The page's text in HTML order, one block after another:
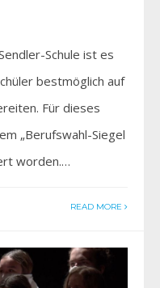
Schule ist es
bestmöglich auf
Für dieses
„Berufswahl-Siegel
worden.…
READ MORE